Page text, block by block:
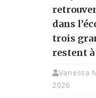
dans
trois
restent
Vanessa
2026